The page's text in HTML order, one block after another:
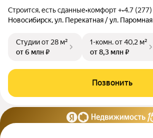
Строится, есть сданные•комфорт +•4.7 (277)
Новосибирск, ул. Перекатная / ул. Паромная
Студииот 28 м²
от 6 млн ₽
1-комн.от 40,2 м²
от 8,3 млн ₽
Позвонить